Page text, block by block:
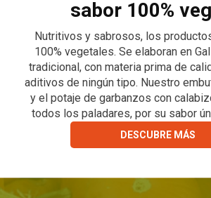
sabor 100%
Nutritivos y sabrosos, los
100% vegetales. Se elaboran en
tradicional, con materia prima de
aditivos de ningún tipo. Nuestro
y el potaje de garbanzos con
todos los paladares, por su sabor
DESCUBRE MÁS